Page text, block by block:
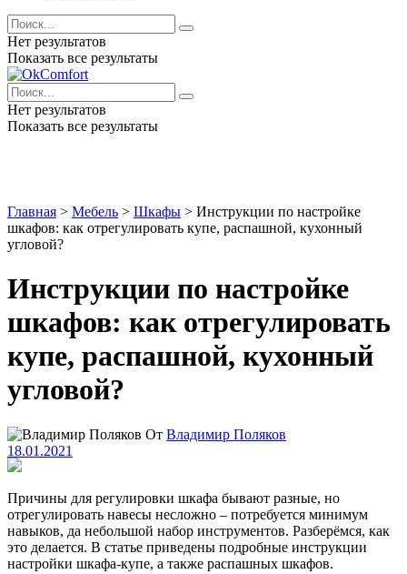
Нет результатов
Показать все результаты
Нет результатов
Показать все результаты
Главная > Мебель > Шкафы > Инструкции по настройке
шкафов: как отрегулировать купе, распашной, кухонный
угловой?
Инструкции по настройке
шкафов: как отрегулировать
купе, распашной, кухонный
угловой?
От Владимир Поляков
18.01.2021
Причины для регулировки шкафа бывают разные, но
отрегулировать навесы несложно – потребуется минимум
навыков, да небольшой набор инструментов. Разберёмся, как
это делается. В статье приведены подробные инструкции
настройки шкафа-купе, а также распашных шкафов.